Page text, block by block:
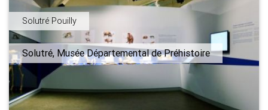
Solutré Pouilly
Solutré, Musée Départemental de Préhistoire